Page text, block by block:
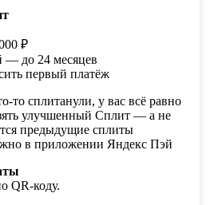
₽
— до 24 месяцев
первый платёж
то сплитанули, у вас всё равно
улучшенный Сплит — а не
предыдущие сплиты
в приложении Яндекс Пэй
QR-коду.